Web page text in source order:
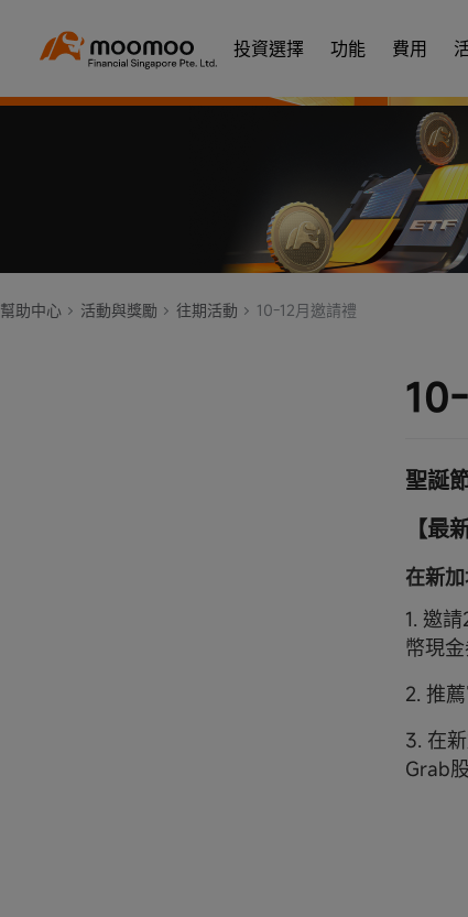
投資選擇 功能 費用
幫助中心 活動與獎勵 往期活動 10-12月邀請禮
聖誕
【最
在新
1. 邀
幣現
2. 推
3. 在
Grab